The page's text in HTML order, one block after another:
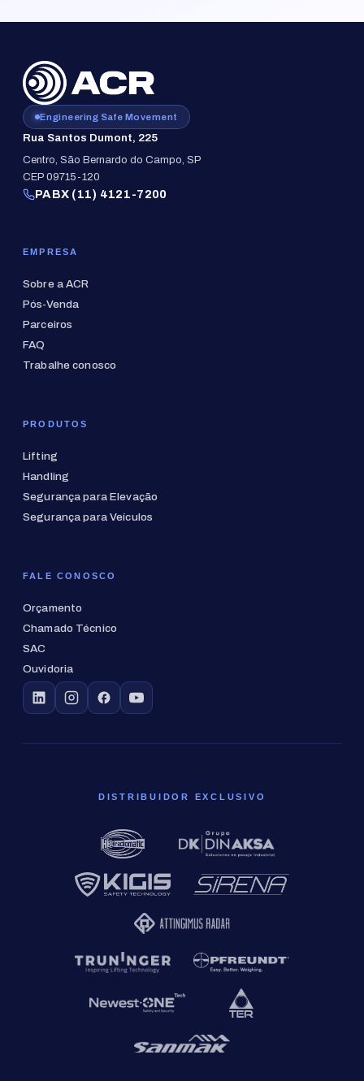
Engineering Safe Movement
Rua Santos Dumont, 225
Centro, São Bernardo do Campo, SP
CEP 09715-120
PABX (11) 4121-7200
EMPRESA
Sobre a ACR
Pós-Venda
Parceiros
FAQ
Trabalhe conosco
PRODUTOS
Lifting
Handling
Segurança para Elevação
Segurança para Veículos
FALE CONOSCO
Orçamento
Chamado Técnico
SAC
Ouvidoria
DISTRIBUIDOR EXCLUSIVO